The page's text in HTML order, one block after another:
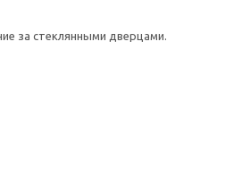
за стеклянными дверцами.